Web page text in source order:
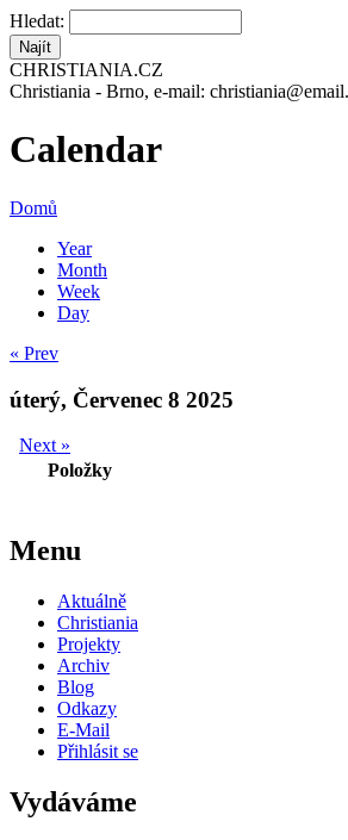
Hledat:
CHRISTIANIA.CZ
Christiania - Brno, e-mail:
Calendar
Domů
Year
Month
Week
Day
« Prev
úterý, Červenec 8 2025
Next »
Položky
Menu
Aktuálně
Christiania
Projekty
Archiv
Blog
Odkazy
E-Mail
Přihlásit se
Vydáváme